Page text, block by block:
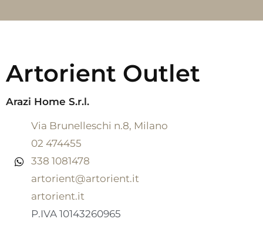
Artorient Outlet
Arazi Home S.r.l.
Via Brunelleschi n.8, Milano
02 474455
338 1081478
artorient@artorient.it
artorient.it
P.IVA 10143260965